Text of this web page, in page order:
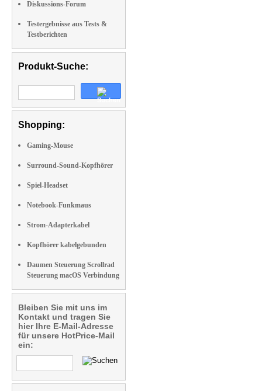
Diskussions-Forum
Testergebnisse aus Tests &
Testberichten
Produkt-Suche:
Shopping:
Gaming-Mouse
Surround-Sound-Kopfhörer
Spiel-Headset
Notebook-Funkmaus
Strom-Adapterkabel
Kopfhörer kabelgebunden
Daumen Steuerung Scrollrad
Steuerung macOS Verbindung
Bleiben Sie mit uns im
Kontakt und tragen Sie
hier Ihre E-Mail-Adresse
für unsere HotPrice-Mail
ein: